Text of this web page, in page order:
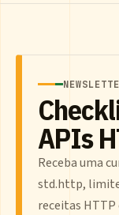
APIs
Receba uma
std.http,
receitas